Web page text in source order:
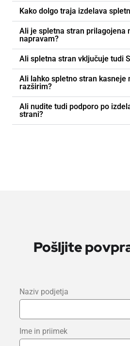
Kako dolgo traja izdelava
Ali je spletna stran prilagojena
napravam?
Ali spletna stran vključuje tudi
Ali lahko spletno stran kasneje
razširim?
Ali nudite tudi podporo po
strani?
Pošljite
Naziv podjetja
Ime in priimek